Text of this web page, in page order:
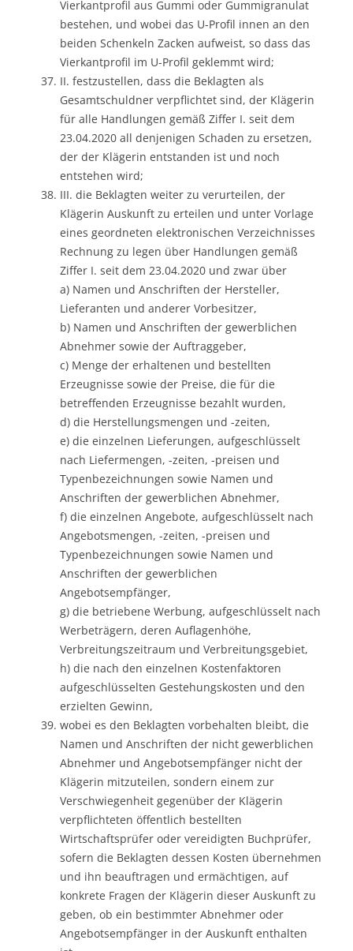
Vierkantprofil aus Gummi oder Gummigranulat
bestehen, und wobei das U-Profil innen an den
beiden Schenkeln Zacken aufweist, so dass das
Vierkantprofil im U-Profil geklemmt wird;
II. festzustellen, dass die Beklagten als
Gesamtschuldner verpflichtet sind, der Klägerin
für alle Handlungen gemäß Ziffer I. seit dem
23.04.2020 all denjenigen Schaden zu ersetzen,
der der Klägerin entstanden ist und noch
entstehen wird;
III. die Beklagten weiter zu verurteilen, der
Klägerin Auskunft zu erteilen und unter Vorlage
eines geordneten elektronischen Verzeichnisses
Rechnung zu legen über Handlungen gemäß
Ziffer I. seit dem 23.04.2020 und zwar über
a) Namen und Anschriften der Hersteller,
Lieferanten und anderer Vorbesitzer,
b) Namen und Anschriften der gewerblichen
Abnehmer sowie der Auftraggeber,
c) Menge der erhaltenen und bestellten
Erzeugnisse sowie der Preise, die für die
betreffenden Erzeugnisse bezahlt wurden,
d) die Herstellungsmengen und -zeiten,
e) die einzelnen Lieferungen, aufgeschlüsselt
nach Liefermengen, -zeiten, -preisen und
Typenbezeichnungen sowie Namen und
Anschriften der gewerblichen Abnehmer,
f) die einzelnen Angebote, aufgeschlüsselt nach
Angebotsmengen, -zeiten, -preisen und
Typenbezeichnungen sowie Namen und
Anschriften der gewerblichen
Angebotsempfänger,
g) die betriebene Werbung, aufgeschlüsselt nach
Werbeträgern, deren Auflagenhöhe,
Verbreitungszeitraum und Verbreitungsgebiet,
h) die nach den einzelnen Kostenfaktoren
aufgeschlüsselten Gestehungskosten und den
erzielten Gewinn,
wobei es den Beklagten vorbehalten bleibt, die
Namen und Anschriften der nicht gewerblichen
Abnehmer und Angebotsempfänger nicht der
Klägerin mitzuteilen, sondern einem zur
Verschwiegenheit gegenüber der Klägerin
verpflichteten öffentlich bestellten
Wirtschaftsprüfer oder vereidigten Buchprüfer,
sofern die Beklagten dessen Kosten übernehmen
und ihn beauftragen und ermächtigen, auf
konkrete Fragen der Klägerin dieser Auskunft zu
geben, ob ein bestimmter Abnehmer oder
Angebotsempfänger in der Auskunft enthalten